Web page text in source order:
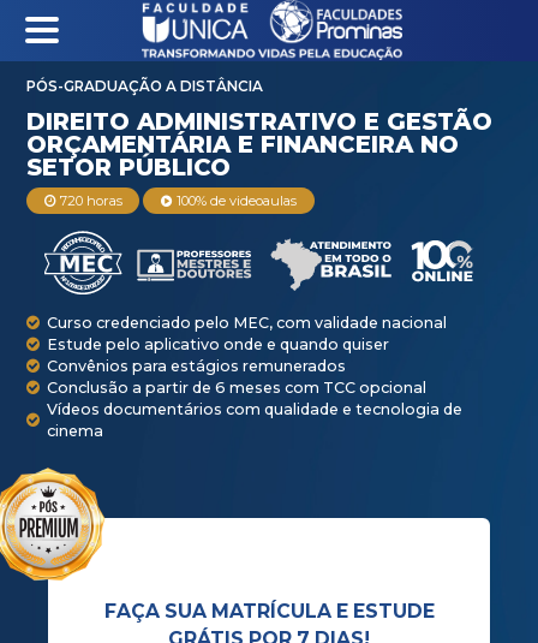
PÓS-GRADUAÇÃO A DISTÂNCIA
DIREITO
ORÇAMENTÁRIA E
SETOR PÚBLICO
720 horas 100% de videoaulas
Curso credenciado pelo MEC, com validade
Convênios para estágios remunerados
Conclusão a partir de 6 meses com TCC
Vídeos documentários com qualidade e
cinema